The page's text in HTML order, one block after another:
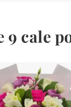
9 cale